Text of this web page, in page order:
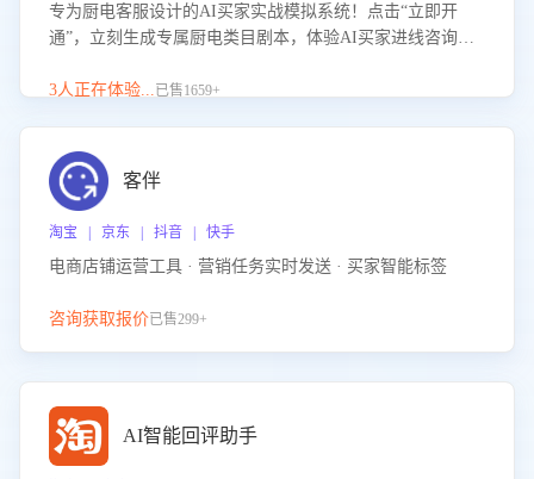
专为厨电客服设计的AI买家实战模拟系统！点击“立即开
通”，立刻生成专属厨电类目剧本，体验AI买家进线咨询真
实场景应对技巧！
3人正在体验...已售1659+
客伴
淘宝 | 京东 | 抖音 | 快手
电商店铺运营工具 · 营销任务实时发送 · 买家智能标签
咨询获取报价已售299+
AI智能回评助手